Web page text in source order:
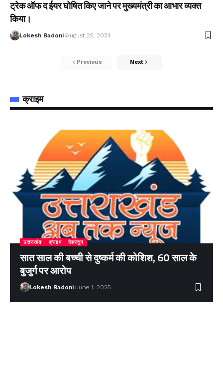
ट्रेक ऑफ द ईयर घोषित किए जाने पर मुख्यमंत्री का आभार व्यक्त
किया।
Lokesh Badoni August 25, 2024
Previous Next
क्राइम
उत्तराखंड क्राइम देहरादून
सात साल की बच्ची से दुष्कर्म की कोशिश, 60 साल के
बुजुर्ग पर आरोप
Lokesh Badoni June 1, 2025